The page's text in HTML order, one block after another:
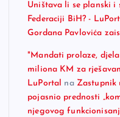
Uništava li se planski i
Federaciji BiH? -
Gordana Pavlovića
"Mandati prolaze,
miliona KM za
LuPortal na Zastupnik
pojasnio prednosti
njegovog